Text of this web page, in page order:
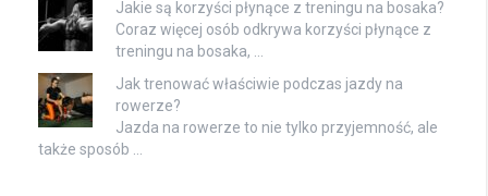
Jakie są korzyści płynące z treningu na bosaka?
Coraz więcej osób odkrywa korzyści płynące z
treningu na bosaka, …
Jak trenować właściwie podczas jazdy na
rowerze?
Jazda na rowerze to nie tylko przyjemność, ale
także sposób …